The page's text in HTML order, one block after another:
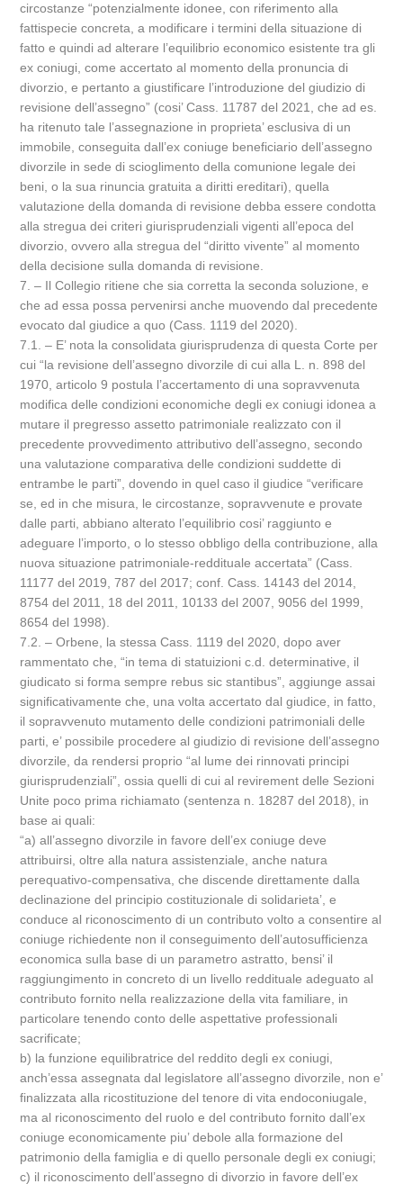
circostanze “potenzialmente idonee, con riferimento alla
fattispecie concreta, a modificare i termini della situazione di
fatto e quindi ad alterare l’equilibrio economico esistente tra gli
ex coniugi, come accertato al momento della pronuncia di
divorzio, e pertanto a giustificare l’introduzione del giudizio di
revisione dell’assegno” (cosi’ Cass. 11787 del 2021, che ad es.
ha ritenuto tale l’assegnazione in proprieta’ esclusiva di un
immobile, conseguita dall’ex coniuge beneficiario dell’assegno
divorzile in sede di scioglimento della comunione legale dei
beni, o la sua rinuncia gratuita a diritti ereditari), quella
valutazione della domanda di revisione debba essere condotta
alla stregua dei criteri giurisprudenziali vigenti all’epoca del
divorzio, ovvero alla stregua del “diritto vivente” al momento
della decisione sulla domanda di revisione.
7. – Il Collegio ritiene che sia corretta la seconda soluzione, e
che ad essa possa pervenirsi anche muovendo dal precedente
evocato dal giudice a quo (Cass. 1119 del 2020).
7.1. – E’ nota la consolidata giurisprudenza di questa Corte per
cui “la revisione dell’assegno divorzile di cui alla L. n. 898 del
1970, articolo 9 postula l’accertamento di una sopravvenuta
modifica delle condizioni economiche degli ex coniugi idonea a
mutare il pregresso assetto patrimoniale realizzato con il
precedente provvedimento attributivo dell’assegno, secondo
una valutazione comparativa delle condizioni suddette di
entrambe le parti”, dovendo in quel caso il giudice “verificare
se, ed in che misura, le circostanze, sopravvenute e provate
dalle parti, abbiano alterato l’equilibrio cosi’ raggiunto e
adeguare l’importo, o lo stesso obbligo della contribuzione, alla
nuova situazione patrimoniale-reddituale accertata” (Cass.
11177 del 2019, 787 del 2017; conf. Cass. 14143 del 2014,
8754 del 2011, 18 del 2011, 10133 del 2007, 9056 del 1999,
8654 del 1998).
7.2. – Orbene, la stessa Cass. 1119 del 2020, dopo aver
rammentato che, “in tema di statuizioni c.d. determinative, il
giudicato si forma sempre rebus sic stantibus”, aggiunge assai
significativamente che, una volta accertato dal giudice, in fatto,
il sopravvenuto mutamento delle condizioni patrimoniali delle
parti, e’ possibile procedere al giudizio di revisione dell’assegno
divorzile, da rendersi proprio “al lume dei rinnovati principi
giurisprudenziali”, ossia quelli di cui al revirement delle Sezioni
Unite poco prima richiamato (sentenza n. 18287 del 2018), in
base ai quali:
“a) all’assegno divorzile in favore dell’ex coniuge deve
attribuirsi, oltre alla natura assistenziale, anche natura
perequativo-compensativa, che discende direttamente dalla
declinazione del principio costituzionale di solidarieta’, e
conduce al riconoscimento di un contributo volto a consentire al
coniuge richiedente non il conseguimento dell’autosufficienza
economica sulla base di un parametro astratto, bensi’ il
raggiungimento in concreto di un livello reddituale adeguato al
contributo fornito nella realizzazione della vita familiare, in
particolare tenendo conto delle aspettative professionali
sacrificate;
b) la funzione equilibratrice del reddito degli ex coniugi,
anch’essa assegnata dal legislatore all’assegno divorzile, non e’
finalizzata alla ricostituzione del tenore di vita endoconiugale,
ma al riconoscimento del ruolo e del contributo fornito dall’ex
coniuge economicamente piu’ debole alla formazione del
patrimonio della famiglia e di quello personale degli ex coniugi;
c) il riconoscimento dell’assegno di divorzio in favore dell’ex